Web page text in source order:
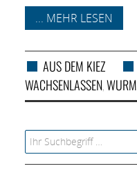
... MEHR LESEN
AUS DEM KIEZ
WACHSENLASSEN,
Search for: